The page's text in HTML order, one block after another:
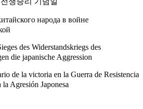
народа в войне
des Widerstandskriegs des
die japanische Aggression
de la victoria en la Guerra de Resistencia
Agresión Japonesa